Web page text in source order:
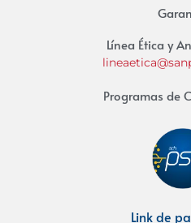
Línea Ética y
Programas de
Link de